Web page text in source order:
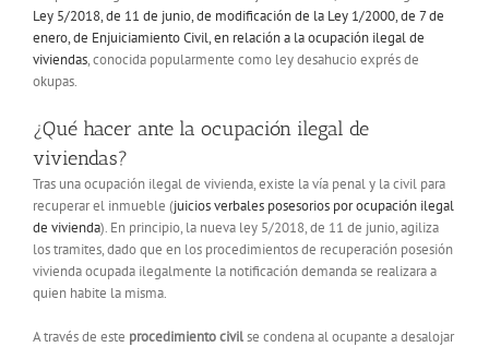
Ley 5/2018, de 11 de junio, de modificación de la Ley 1/2000, de 7 de
enero, de Enjuiciamiento Civil, en relación a la ocupación ilegal de
viviendas, conocida popularmente como ley desahucio exprés de
okupas.
¿Qué hacer ante la ocupación ilegal de
viviendas?
Tras una ocupación ilegal de vivienda, existe la vía penal y la civil para
recuperar el inmueble (juicios verbales posesorios por ocupación ilegal
de vivienda). En principio, la nueva ley 5/2018, de 11 de junio, agiliza
los tramites, dado que en los procedimientos de recuperación posesión
vivienda ocupada ilegalmente la notificación demanda se realizara a
quien habite la misma.
A través de este procedimiento civilse condena al ocupante a desalojar